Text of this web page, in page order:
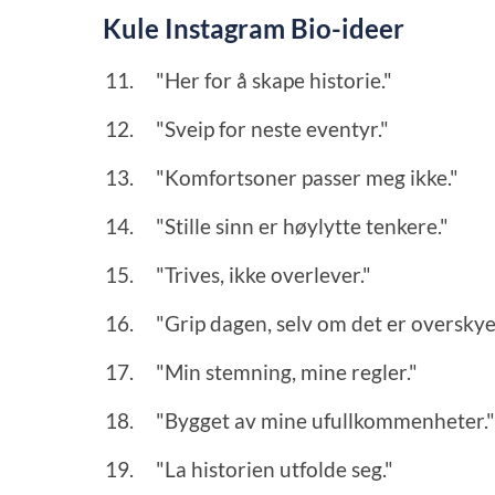
Kule Instagram Bio-ideer
"Her for å skape historie."
"Sveip for neste eventyr."
"Komfortsoner passer meg ikke."
"Stille sinn er høylytte tenkere."
"Trives, ikke overlever."
"Grip dagen, selv om det er
"Min stemning, mine regler."
"Bygget av mine ufullkommenheter."
"La historien utfolde seg."